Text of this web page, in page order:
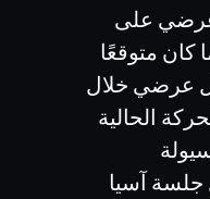
عرضي على
كان متوقعًا
عرضي خلال
الحالية
جلسة آسيا